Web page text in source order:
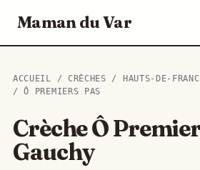
Maman du Var
ACCUEIL / CRÈCHES / HAUTS-DE-
/ Ô PREMIERS PAS
Crèche Ô
Gauchy